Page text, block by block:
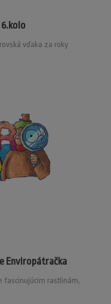
6.kolo
vďaka za roky
Enviropátračka
fascinujúcim rastlinám,